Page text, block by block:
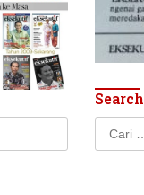
Search
Cari
untuk: